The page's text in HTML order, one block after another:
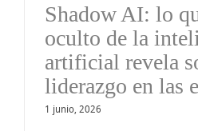
Shadow AI: lo
oculto de la
artificial revela
liderazgo en las
1 junio, 2026